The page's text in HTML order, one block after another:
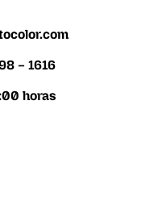
– 1616
horas